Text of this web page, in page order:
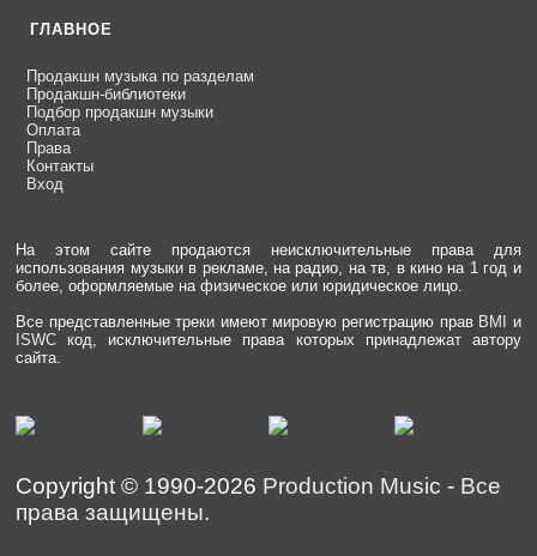
ГЛАВНОЕ
Продакшн музыка по разделам
Продакшн-библиотеки
Подбор продакшн музыки
Оплата
Права
Контакты
Вход
На этом сайте продаются неисключительные права для
использования музыки в рекламе, на радио, на тв, в кино на 1 год и
более, оформляемые на физическое или юридическое лицо.
Все представленные треки имеют мировую регистрацию прав BMI
и
ISWC код, исключительные права которых принадлежат автору
сайта.
Copyright © 1990-2026 Production Music - Все
права защищены.